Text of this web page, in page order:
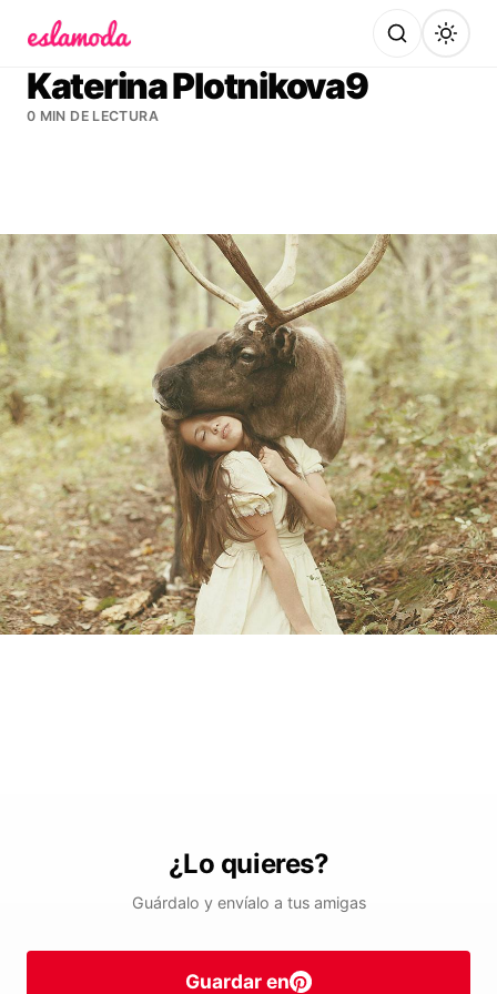
Katerina Plotnikova9
0 MIN DE LECTURA
¿Lo quieres?
Guárdalo y envíalo a tus amigas
Guardar en